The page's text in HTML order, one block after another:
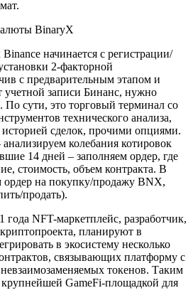
начинается с регистрации/
2-факторной
с предварительным этапом и
учетной записи Бинанс, нужно
По сути, это торговый терминал со
технического анализа,
сделок, прочими опциями.
колебания котировок
14 дней – заполняем ордер, где
стоимость, объем контракта. В
ордер на покупку/продажу BNX,
продать).
года NFT-маркетплейс, разработчик,
планируют в
в экосистему несколько
связывающих платформу с
токенов. Таким
GameFi-площадкой для